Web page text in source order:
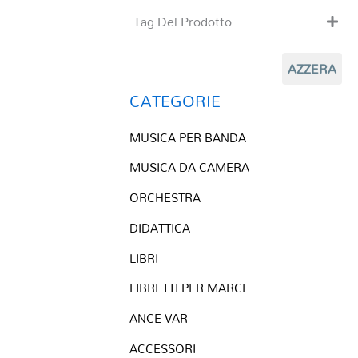
Tag Del Prodotto
Composizioni originali
QR base
QR esecuzione
AZZERA
CATEGORIE
MUSICA PER BANDA
MUSICA DA CAMERA
ORCHESTRA
DIDATTICA
LIBRI
LIBRETTI PER MARCE
ANCE VAR
ACCESSORI